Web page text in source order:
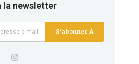
la newsletter
S'abonner À